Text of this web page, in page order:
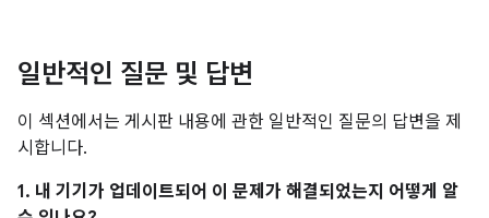
일반적인 질문 및 답변
이 섹션에서는 게시판 내용에 관한 일반적인 질문의 답변을 제
시합니다.
1. 내 기기가 업데이트되어 이 문제가 해결되었는지 어떻게 알